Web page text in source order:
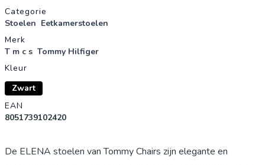
Productgegevens
Categorie
Stoelen Eetkamerstoelen
Merk
T m c s Tommy Hilfiger
Kleur
Zwart
EAN
8051739102420
De ELENA stoelen van Tommy Chairs zijn elegante en